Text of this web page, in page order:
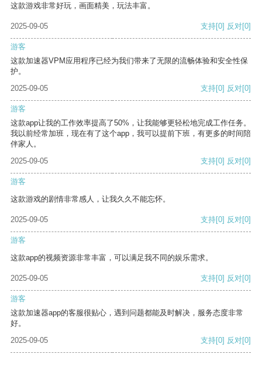
这款游戏非常好玩，画面精美，玩法丰富。
2025-09-05 支持[0] 反对[0]
游客
这款加速器VPM应用程序已经为我们带来了无限的流畅体验和安全性保
护。
2025-09-05
支持[0] 反对[0]
游客
这款app让我的工作效率提高了50%，让我能够更轻松地完成工作任务。
我以前经常加班，现在有了这个app，我可以提前下班，有更多的时间陪
伴家人。
2025-09-05
支持[0] 反对[0]
游客
这款游戏的剧情非常感人，让我久久不能忘怀。
2025-09-05 支持[0] 反对[0]
游客
这款app的视频资源非常丰富，可以满足我不同的娱乐需求。
2025-09-05 支持[0] 反对[0]
游客
这款加速器app的客服很贴心，遇到问题都能及时解决，服务态度非常
好。
2025-09-05
支持[0] 反对[0]